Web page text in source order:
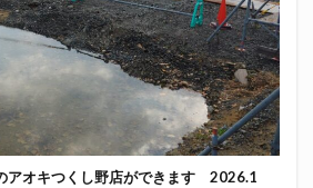
アオキつくし野店ができます 2026.1